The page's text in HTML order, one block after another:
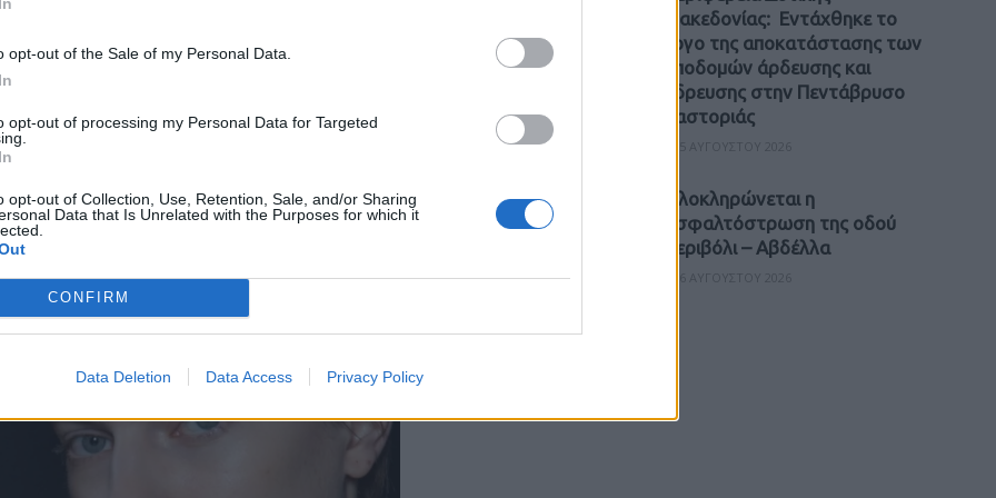
opt-out of the Sale of my Personal Data.
opt-out of processing my Personal Data for Targeted
opt-out of Collection, Use, Retention, Sale, and/or Sharing
Data that Is Unrelated with the Purposes for which it
CONFIRM
Data Deletion Data Access Privacy Policy
ταιριάζουν σε όλες.
Μακεδονίας: Εντάχθηκε το
έργο της αποκατάστασης των
υποδομών άρδευσης και
ύδρευσης στην Πεντάβρυσο
Καστοριάς
5 ΑΥΓΟΎΣΤΟΥ 2026
Ολοκληρώνεται η
ασφαλτόστρωση της οδού
Περιβόλι – Αβδέλλα
6 ΑΥΓΟΎΣΤΟΥ 2026